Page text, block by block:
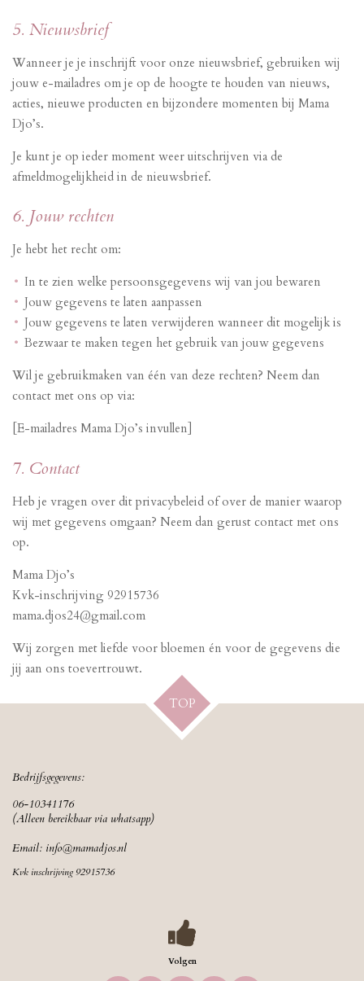
5. Nieuwsbrief
Wanneer je je inschrijft voor onze nieuwsbrief, gebruiken wij
jouw e-mailadres om je op de hoogte te houden van nieuws,
acties, nieuwe producten en bijzondere momenten bij Mama
Djo’s.
Je kunt je op ieder moment weer uitschrijven via de
afmeldmogelijkheid in de nieuwsbrief.
6. Jouw rechten
Je hebt het recht om:
In te zien welke persoonsgegevens wij van jou bewaren
Jouw gegevens te laten aanpassen
Jouw gegevens te laten verwijderen wanneer dit mogelijk is
Bezwaar te maken tegen het gebruik van jouw gegevens
Wil je gebruikmaken van één van deze rechten? Neem dan
contact met ons op via:
[E-mailadres Mama Djo’s invullen]
7. Contact
Heb je vragen over dit privacybeleid of over de manier waarop
wij met gegevens omgaan? Neem dan gerust contact met ons
op.
Mama Djo’s
Kvk-inschrijving 92915736
mama.djos24@gmail.com
Wij zorgen met liefde voor bloemen én voor de gegevens die
jij aan ons toevertrouwt.
TOP
Bedrijfsgegevens:
06-10341176
(Alleen bereikbaar via whatsapp)
Email: info@mamadjos.nl
Kvk inschrijving 92915736
Volgen